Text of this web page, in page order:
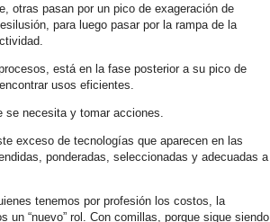
otras pasan por un pico de exageración de
para luego pasar por la rampa de la
está en la fase posterior a su pico de
usos eficientes.
se necesita y tomar acciones.
exceso de tecnologías que aparecen en las
ponderadas, seleccionadas y adecuadas a
tenemos por profesión los costos, la
“nuevo” rol. Con comillas, porque sigue siendo